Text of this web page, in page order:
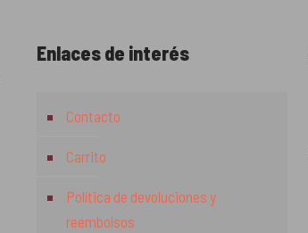
Enlaces de interés
Contacto
Carrito
Política de devoluciones y
reembolsos